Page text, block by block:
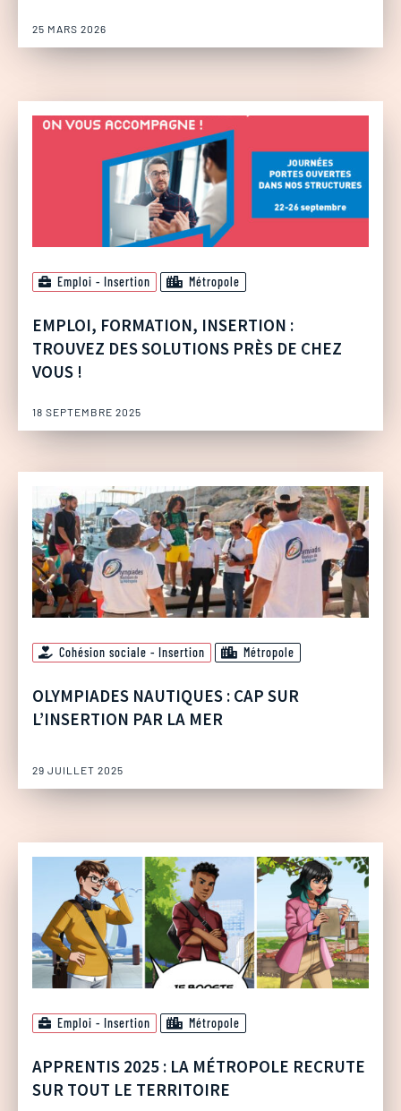
25 MARS 2026
Emploi - Insertion Métropole
EMPLOI, FORMATION, INSERTION :
TROUVEZ DES SOLUTIONS PRÈS DE CHEZ
VOUS !
18 SEPTEMBRE 2025
Cohésion sociale - Insertion Métropole
OLYMPIADES NAUTIQUES : CAP SUR
L’INSERTION PAR LA MER
29 JUILLET 2025
Emploi - Insertion Métropole
APPRENTIS 2025 : LA MÉTROPOLE RECRUTE
SUR TOUT LE TERRITOIRE